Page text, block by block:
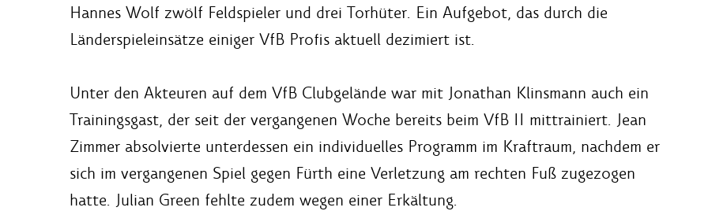
Hannes Wolf zwölf Feldspieler und drei Torhüter. Ein Aufgebot, das durch die
Länderspieleinsätze einiger VfB Profis aktuell dezimiert ist.
Unter den Akteuren auf dem VfB Clubgelände war mit Jonathan Klinsmann auch ein
Trainingsgast, der seit der vergangenen Woche bereits beim VfB II mittrainiert. Jean
Zimmer absolvierte unterdessen ein individuelles Programm im Kraftraum, nachdem er
sich im vergangenen Spiel gegen Fürth eine Verletzung am rechten Fuß zugezogen
hatte. Julian Green fehlte zudem wegen einer Erkältung.